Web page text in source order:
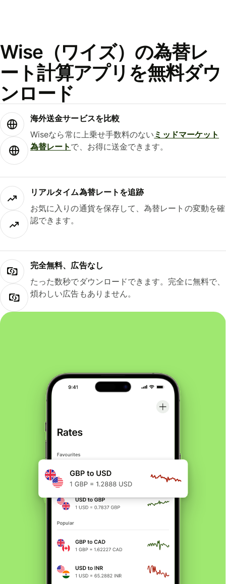
Wise（ワイズ）の為替レ
ート計算アプリを無料ダウ
ンロード
海外送金サービスを比較
Wiseなら常に上乗せ手数料のない ミッドマーケット
為替レート で、お得に送金できます。
リアルタイム為替レートを追跡
お気に入りの通貨を保存して、為替レートの変動を確
認できます。
完全無料、広告なし
たった数秒でダウンロードできます。完全に無料で、
煩わしい広告もありません。